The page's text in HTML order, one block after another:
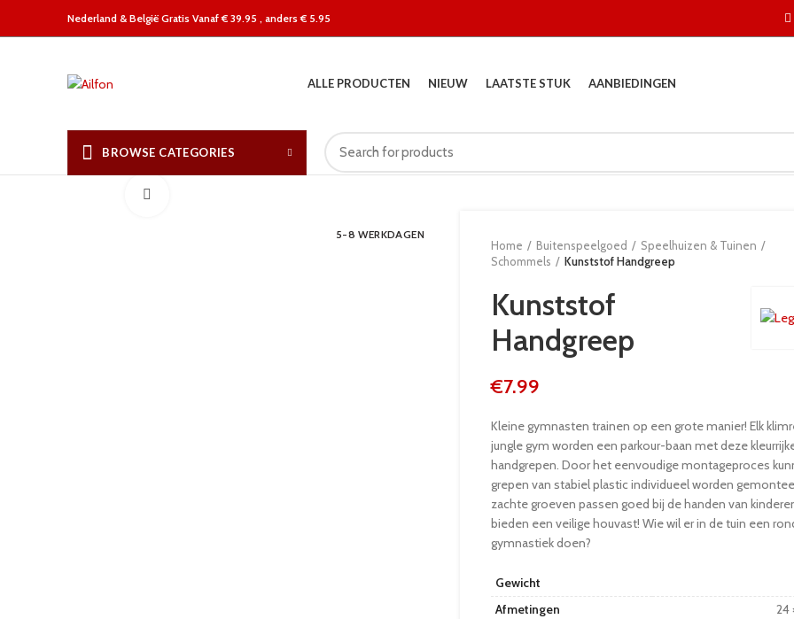
Nederland & België Gratis Vanaf € 39.95 , anders € 5.95
ALLE PRODUCTEN NIEUW LAATSTE STUK AANBIEDINGEN
BROWSE CATEGORIES
5-8 WERKDAGEN
Home Buitenspeelgoed
Speelhuizen & Tuinen
Schommels
Kunststof Handgreep
Kunststof
Handgreep
€7.99
Kleine gymnasten trainen op een grote manier! Elk
jungle gym worden een parkour-baan met deze
handgrepen. Door het eenvoudige montageproces
grepen van stabiel plastic individueel worden
zachte groeven passen goed bij de handen van
bieden een veilige houvast! Wie wil er in de tuin een
gymnastiek doen?
Gewicht
Afmetingen
24